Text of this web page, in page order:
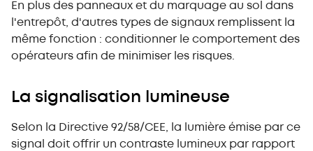
En plus des panneaux et du marquage au sol dans
l'entrepôt, d'autres types de signaux remplissent la
même fonction : conditionner le comportement des
opérateurs afin de minimiser les risques.
La signalisation lumineuse
Selon la Directive 92/58/CEE, la lumière émise par ce
signal doit offrir un contraste lumineux par rapport